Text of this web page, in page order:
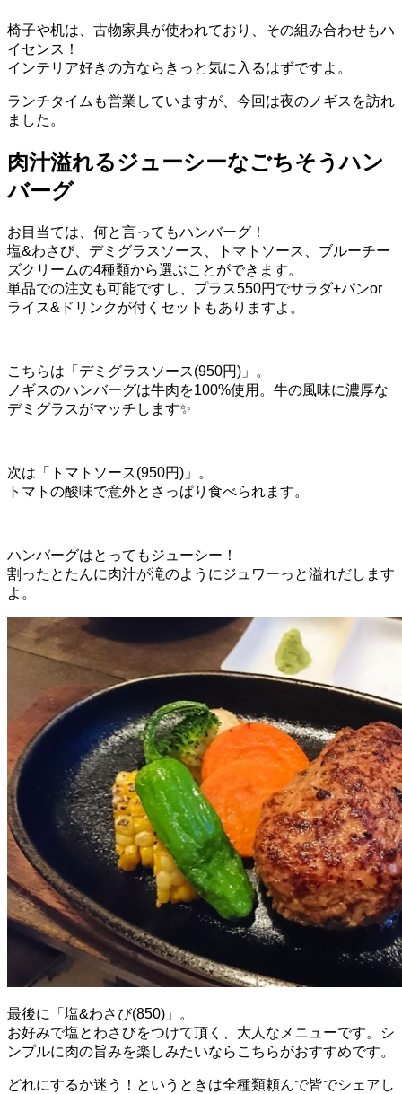
椅子や机は、古物家具が使われており、その組み合わせもハ
イセンス！
インテリア好きの方ならきっと気に入るはずですよ。
ランチタイムも営業していますが、今回は夜のノギスを訪れ
ました。
肉汁溢れるジューシーなごちそうハン
バーグ
お目当ては、何と言ってもハンバーグ！
塩&わさび、デミグラスソース、トマトソース、ブルーチー
ズクリームの4種類から選ぶことができます。
単品での注文も可能ですし、プラス550円でサラダ+パンor
ライス&ドリンクが付くセットもありますよ。
こちらは「デミグラスソース(950円)」。
ノギスのハンバーグは牛肉を100%使用。牛の風味に濃厚な
デミグラスがマッチします✨
次は「トマトソース(950円)」。
トマトの酸味で意外とさっぱり食べられます。
ハンバーグはとってもジューシー！
割ったとたんに肉汁が滝のようにジュワーっと溢れだします
よ。
最後に「塩&わさび(850)」。
お好みで塩とわさびをつけて頂く、大人なメニューです。シ
ンプルに肉の旨みを楽しみたいならこちらがおすすめです。
どれにするか迷う！というときは全種類頼んで皆でシェアし